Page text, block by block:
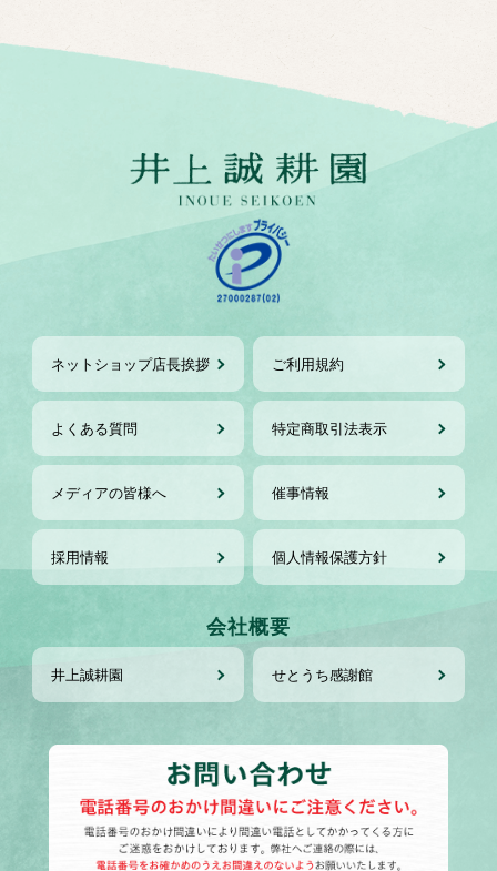
ネットショップ店長挨拶 ご利用規約
よくある質問 特定商取引法表示
メディアの皆様へ 催事情報
採用情報 個人情報保護方針
会社概要
井上誠耕園 せとうち感謝館